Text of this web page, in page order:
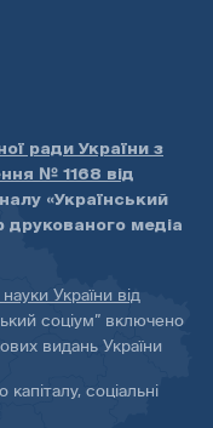
ради України з
№ 1168 від
«Український
друкованого медіа
України від
соціум” включено
видань України
соціальні